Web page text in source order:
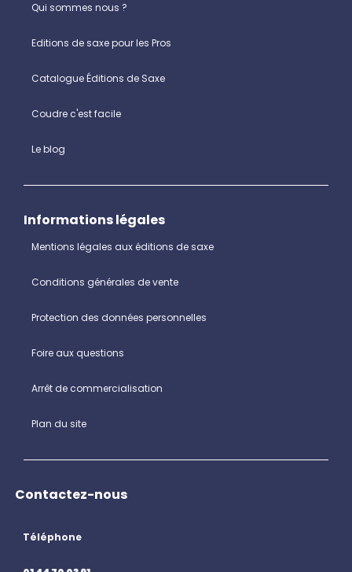
Qui sommes nous ?
Editions de saxe pour les Pros
Catalogue Éditions de Saxe
Coudre c'est facile
Le blog
Informations légales
Mentions légales aux éditions de saxe
Conditions générales de vente
Protection des données personnelles
Foire aux questions
Arrêt de commercialisation
Plan du site
Contactez-nous
Téléphone